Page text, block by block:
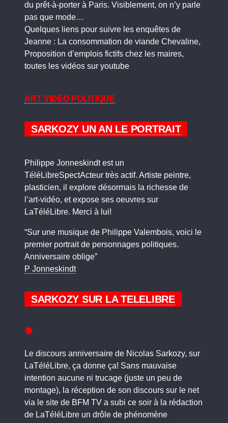
du prêt-à-porter à Paris. Visiblement, on n’y parle
pas que mode…
Quelques liens pour suivre les enquêtes de
Jeanne : La consommation de viande Chevaline,
Proposition d’emplois fictifs chez les maires,
toutes les vidéos sur youtube
ART VIDÉO POLITIQUE
SARKOZY UN AN LE PORTRAIT
Philippe Jonneskindt est un
TéléLibreSpectActeur très actif. Artiste peintre,
plasticien, il explore désormais la richesse de
l’art-vidéo, et expose ses oeuvres sur
LaTéléLibre. Merci à lui!
“Sur une musique de Philippe Valembois, voici le
premier portrait de personnages politiques.
Anniversaire oblige”
P Jonneskindt
SARKOZY SUR LA TELELIBRE
Le discours anniversaire de Nicolas Sarkozy, sur
LaTéléLibre, ça donne ça! Sans mauvaise
intention aucune ni trucage (juste un peu de
montage), la réception de son discours sur le net
via le site de BFM TV a subi ce soir à la rédaction
de LaTéléLibre un drôle de phénomène